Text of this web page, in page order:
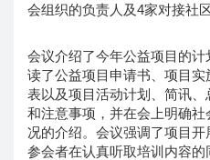
会组织的负责人及4家对接社
会议介绍了今年公益项目的
读了公益项目申请书、项目
表以及项目活动计划、简讯
和注意事项，并在会上明确
况的介绍。会议强调了项目开
参会者在认真听取培训内容